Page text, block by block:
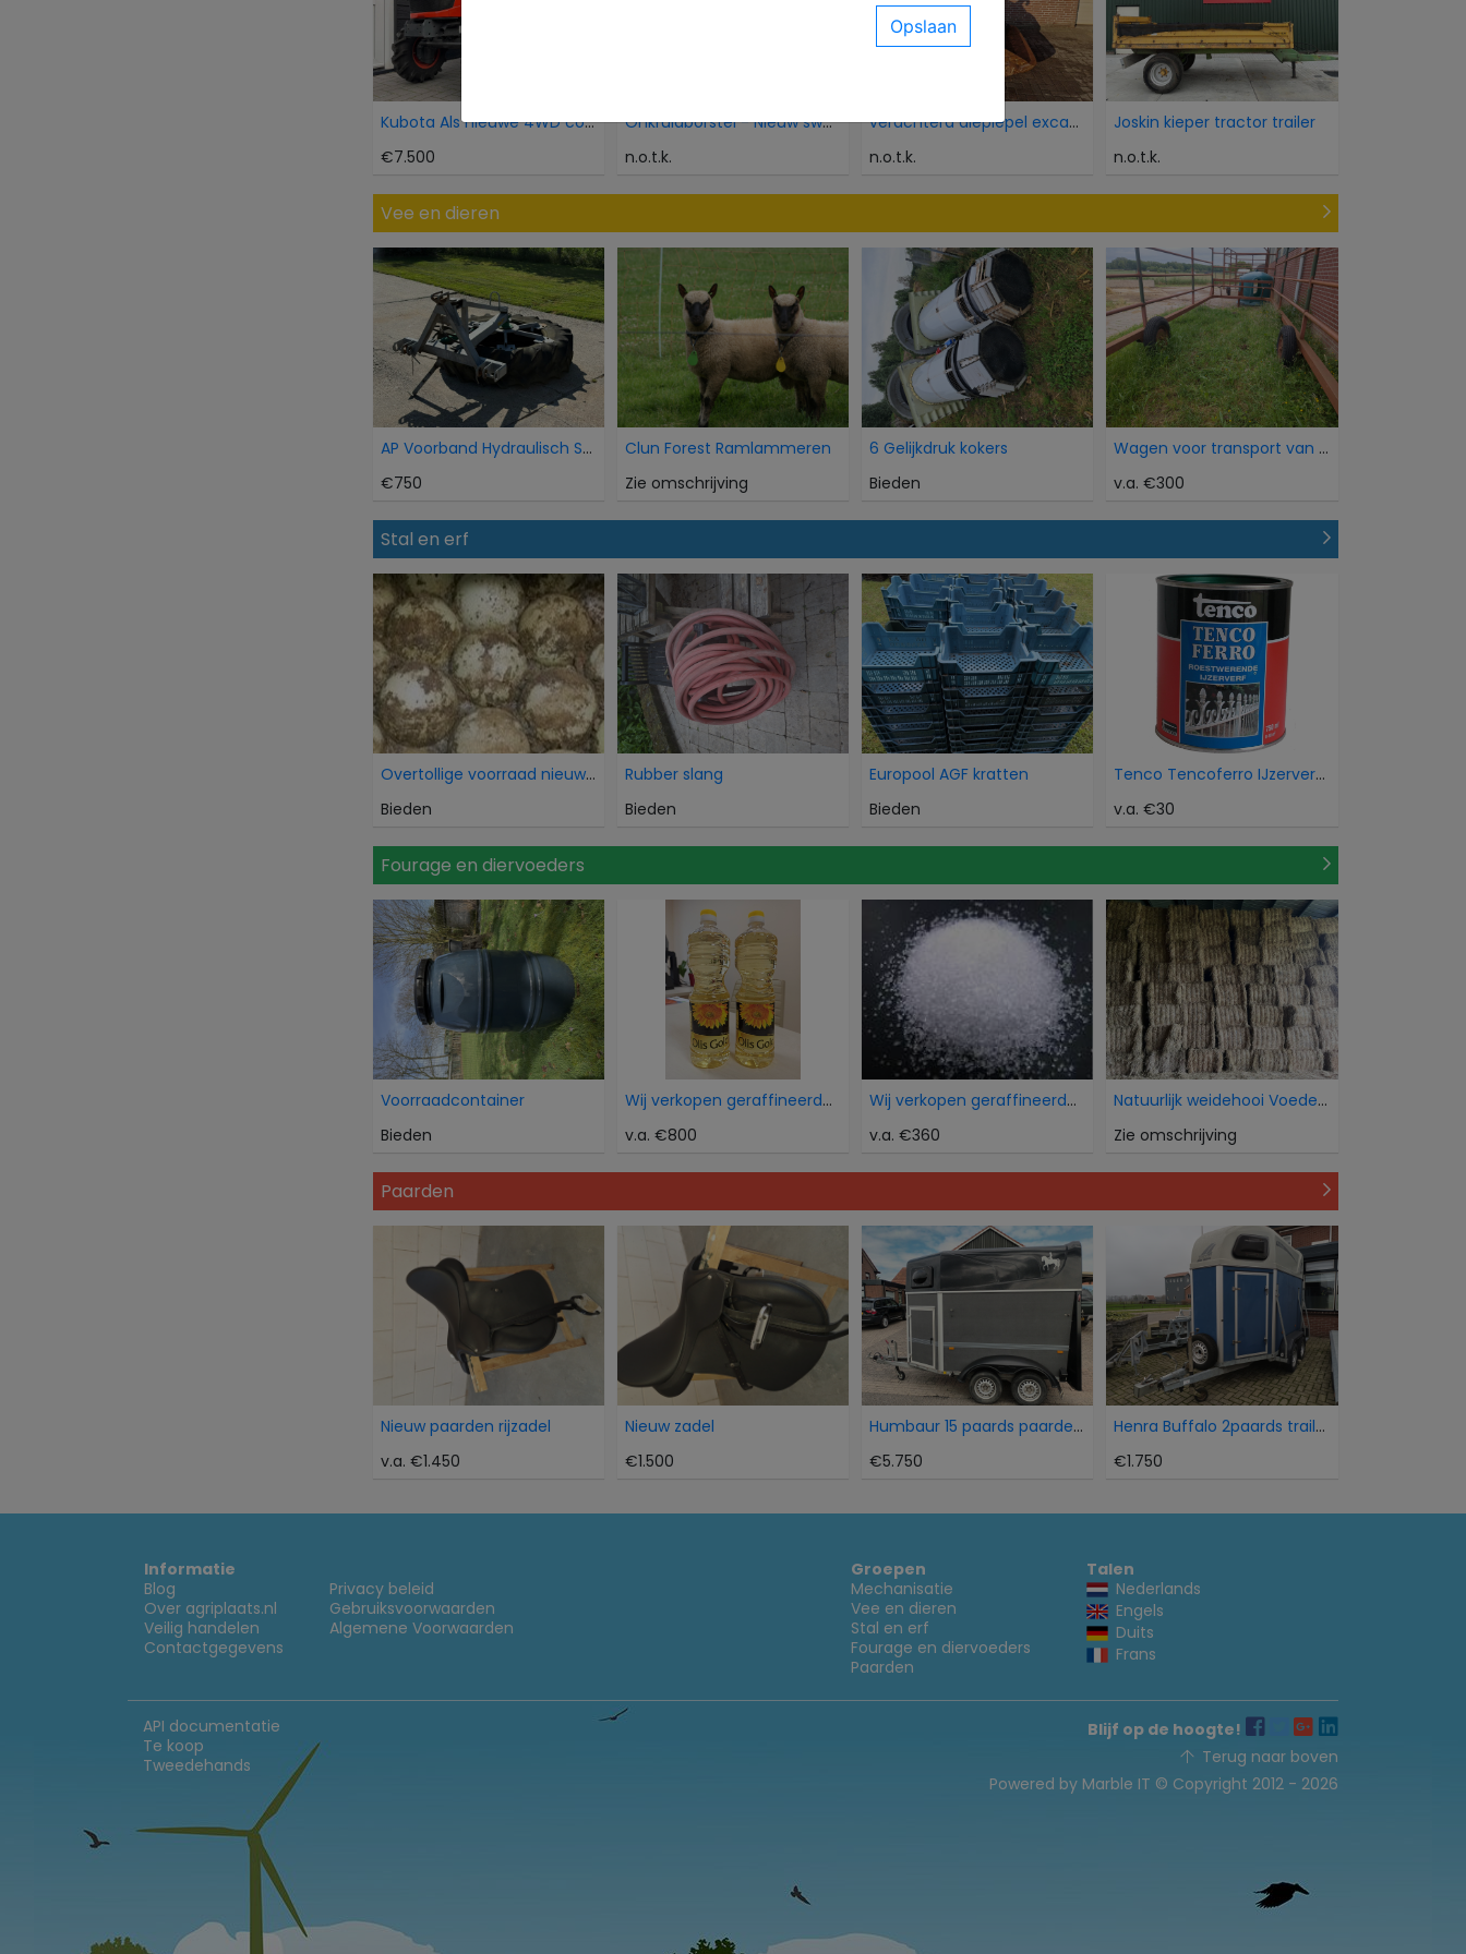
Kubota Als nieuwe 4WD compacttractor 21 pk minitra
€7.500
Onkruidborstel - Nieuw sweeper brush
n.o.t.k.
verachterd dieplepel excavator bucket
n.o.t.k.
Joskin kieper tractor trailer
n.o.t.k.
Vee en dieren
AP Voorband Hydraulisch Schuif Kuilvoer voer aansc
€750
Clun Forest Ramlammeren
Zie omschrijving
6 Gelijkdruk kokers
Bieden
Wagen voor transport van dieren
v.a. €300
Stal en erf
Overtollige voorraad nieuwe HDPE balansballen voor
Bieden
Rubber slang
Bieden
Europool AGF kratten
Bieden
Tenco Tencoferro IJzerverf Aluminium
v.a. €30
Fourage en diervoeders
Voorraadcontainer
Bieden
Wij verkopen geraffineerde zonnebloemolie
v.a. €800
Wij verkopen geraffineerde witte bietsuiker Icumsa
v.a. €360
Natuurlijk weidehooi Voederkwaliteit
Zie omschrijving
Paarden
Nieuw paarden rijzadel
v.a. €1.450
Nieuw zadel
€1.500
Humbaur 15 paards paardentrailer
€5.750
Henra Buffalo 2paards trailer
€1.750
Informatie
Blog
Over agriplaats.nl
Veilig handelen
Contactgegevens
Privacy beleid
Gebruiksvoorwaarden
Algemene Voorwaarden
Groepen
Mechanisatie
Vee en dieren
Stal en erf
Fourage en diervoeders
Paarden
Talen
Nederlands
Engels
Duits
Frans
API documentatie
Te koop
Tweedehands
Blijf op de hoogte!
Terug naar boven
Powered by Marble IT © Copyright 2012 - 2026